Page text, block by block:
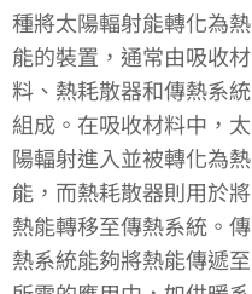
種將太陽輻射能轉化為熱
能的裝置，通常由吸收材
料、熱耗散器和傳熱系統
組成。在吸收材料中，太
陽輻射進入並被轉化為熱
能，而熱耗散器則用於將
熱能轉移至傳熱系統。傳
熱系統能夠將熱能傳遞至